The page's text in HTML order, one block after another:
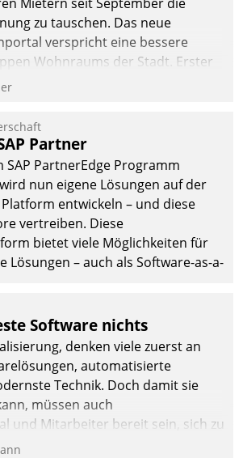
zu tauschen. Das neue
verspricht eine bessere
Wohnraums der Stadt. Erster
Datatrains Lösung API-Hub mit
Partner
PartnerEdge Programm
nun eigene Lösungen auf der
Platform entwickeln – und diese
vertreiben. Diese
bietet viele Möglichkeiten für
Lösungen – auch als Software-as-a-
Software nichts
denken viele zuerst an
automatisierte
Technik. Doch damit sie
müssen auch
und Mitarbeiter bereit sein, sich zu
sonst werden sie an ihr